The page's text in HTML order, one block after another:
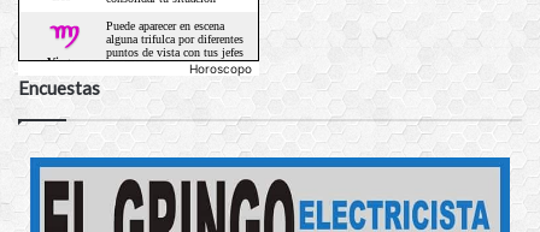
Horoscopo
Encuestas